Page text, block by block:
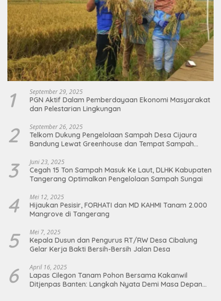
1 September 29, 2025
PGN Aktif Dalam Pemberdayaan Ekonomi Masyarakat
dan Pelestarian Lingkungan
2 September 26, 2025
Telkom Dukung Pengelolaan Sampah Desa Cijaura
Bandung Lewat Greenhouse dan Tempat Sampah
3 Juni 23, 2025
Cegah 15 Ton Sampah Masuk Ke Laut, DLHK Kabupaten
Tangerang Optimalkan Pengelolaan Sampah Sungai
4 Mei 12, 2025
Hijaukan Pesisir, FORHATI dan MD KAHMI Tanam 2.000
Mangrove di Tangerang
5 Mei 7, 2025
Kepala Dusun dan Pengurus RT/RW Desa Cibalung
Gelar Kerja Bakti Bersih-Bersih Jalan Desa
6 April 16, 2025
Lapas Cilegon Tanam Pohon Bersama Kakanwil
Ditjenpas Banten: Langkah Nyata Demi Masa Depan